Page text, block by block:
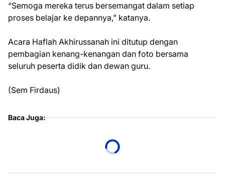
“Semoga mereka terus bersemangat dalam setiap
proses belajar ke depannya,” katanya.
Acara Haflah Akhirussanah ini ditutup dengan
pembagian kenang-kenangan dan foto bersama
seluruh peserta didik dan dewan guru.
(Sem Firdaus)
Baca Juga: